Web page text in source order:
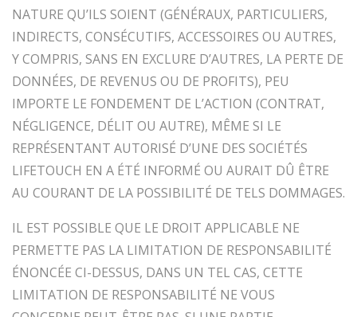
NATURE QU’ILS SOIENT (GÉNÉRAUX, PARTICULIERS,
INDIRECTS, CONSÉCUTIFS, ACCESSOIRES OU AUTRES,
Y COMPRIS, SANS EN EXCLURE D’AUTRES, LA PERTE DE
DONNÉES, DE REVENUS OU DE PROFITS), PEU
IMPORTE LE FONDEMENT DE L’ACTION (CONTRAT,
NÉGLIGENCE, DÉLIT OU AUTRE), MÊME SI LE
REPRÉSENTANT AUTORISÉ D’UNE DES SOCIÉTÉS
LIFETOUCH EN A ÉTÉ INFORMÉ OU AURAIT DÛ ÊTRE
AU COURANT DE LA POSSIBILITÉ DE TELS DOMMAGES.
IL EST POSSIBLE QUE LE DROIT APPLICABLE NE
PERMETTE PAS LA LIMITATION DE RESPONSABILITÉ
ÉNONCÉE CI-DESSUS, DANS UN TEL CAS, CETTE
LIMITATION DE RESPONSABILITÉ NE VOUS